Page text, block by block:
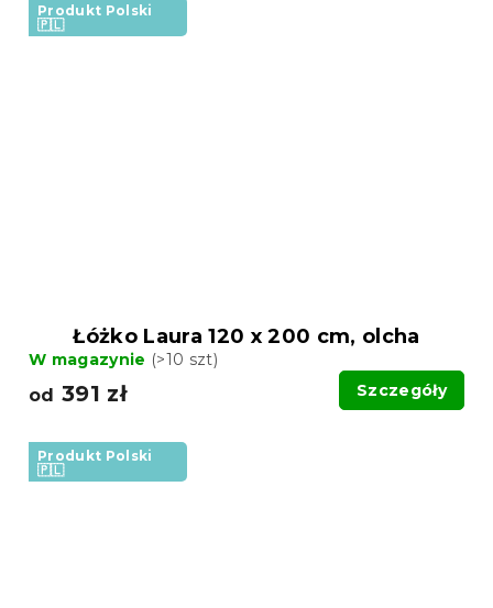
Produkt Polski
🇵🇱
Łóżko Laura 120 x 200 cm, olcha
W magazynie (>10 szt)
od 391 zł Szczegóły
Produkt Polski
🇵🇱